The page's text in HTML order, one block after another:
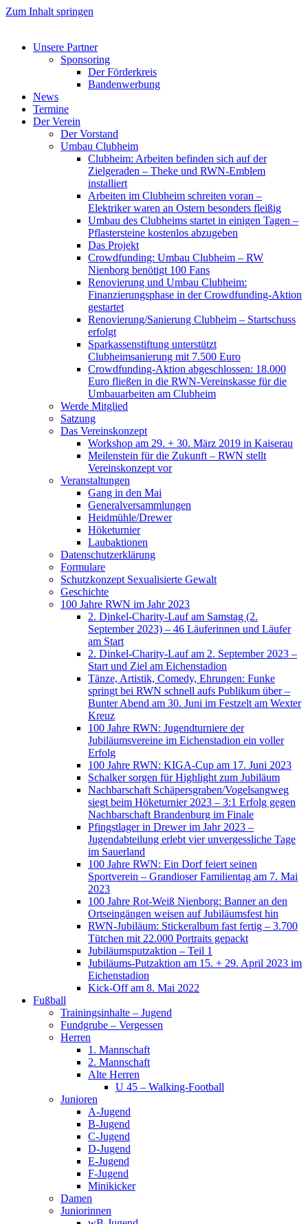
Zum Inhalt springen
Unsere Partner
Sponsoring
Der Förderkreis
Bandenwerbung
News
Termine
Der Verein
Der Vorstand
Umbau Clubheim
Clubheim: Arbeiten befinden sich auf der
Zielgeraden – Theke und RWN-Emblem
installiert
Arbeiten im Clubheim schreiten voran –
Elektriker waren an Ostern besonders fleißig
Umbau des Clubheims startet in einigen Tagen –
Pflastersteine kostenlos abzugeben
Das Projekt
Crowdfunding: Umbau Clubheim – RW
Nienborg benötigt 100 Fans
Renovierung und Umbau Clubheim:
Finanzierungsphase in der Crowdfunding-Aktion
gestartet
Renovierung/Sanierung Clubheim – Startschuss
erfolgt
Sparkassenstiftung unterstützt
Clubheimsanierung mit 7.500 Euro
Crowdfunding-Aktion abgeschlossen: 18.000
Euro fließen in die RWN-Vereinskasse für die
Umbauarbeiten am Clubheim
Werde Mitglied
Satzung
Das Vereinskonzept
Workshop am 29. + 30. März 2019 in Kaiserau
Meilenstein für die Zukunft – RWN stellt
Vereinskonzept vor
Veranstaltungen
Gang in den Mai
Generalversammlungen
Heidmühle/Drewer
Höketurnier
Laubaktionen
Datenschutzerklärung
Formulare
Schutzkonzept Sexualisierte Gewalt
Geschichte
100 Jahre RWN im Jahr 2023
2. Dinkel-Charity-Lauf am Samstag (2.
September 2023) – 46 Läuferinnen und Läufer
am Start
2. Dinkel-Charity-Lauf am 2. September 2023 –
Start und Ziel am Eichenstadion
Tänze, Artistik, Comedy, Ehrungen: Funke
springt bei RWN schnell aufs Publikum über –
Bunter Abend am 30. Juni im Festzelt am Wexter
Kreuz
100 Jahre RWN: Jugendturniere der
Jubiläumsvereine im Eichenstadion ein voller
Erfolg
100 Jahre RWN: KIGA-Cup am 17. Juni 2023
Schalker sorgen für Highlight zum Jubiläum
Nachbarschaft Schäpersgraben/Vogelsangweg
siegt beim Höketurnier 2023 – 3:1 Erfolg gegen
Nachbarschaft Brandenburg im Finale
Pfingstlager in Drewer im Jahr 2023 –
Jugendabteilung erlebt vier unvergessliche Tage
im Sauerland
100 Jahre RWN: Ein Dorf feiert seinen
Sportverein – Grandioser Familientag am 7. Mai
2023
100 Jahre Rot-Weiß Nienborg: Banner an den
Ortseingängen weisen auf Jubiläumsfest hin
RWN-Jubiläum: Stickeralbum fast fertig – 3.700
Tütchen mit 22.000 Portraits gepackt
Jubiläumsputzaktion – Teil 1
Jubiläums-Putzaktion am 15. + 29. April 2023 im
Eichenstadion
Kick-Off am 8. Mai 2022
Fußball
Trainingsinhalte – Jugend
Fundgrube – Vergessen
Herren
1. Mannschaft
2. Mannschaft
Alte Herren
U 45 – Walking-Football
Junioren
A-Jugend
B-Jugend
C-Jugend
D-Jugend
E-Jugend
F-Jugend
Minikicker
Damen
Juniorinnen